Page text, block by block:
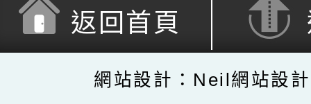
返回首頁
網站設計：Neil網站設